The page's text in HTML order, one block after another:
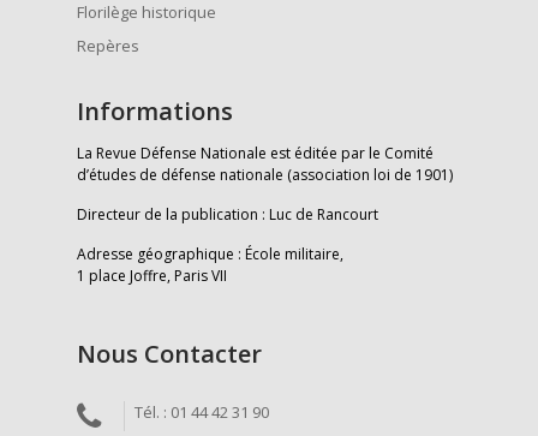
Florilège historique
Repères
Informations
La Revue Défense Nationale est éditée par le Comité
d’études de défense nationale (association loi de 1901)
Directeur de la publication : Luc de Rancourt
Adresse géographique : École militaire,
1 place Joffre, Paris VII
Nous Contacter
Tél. : 01 44 42 31 90